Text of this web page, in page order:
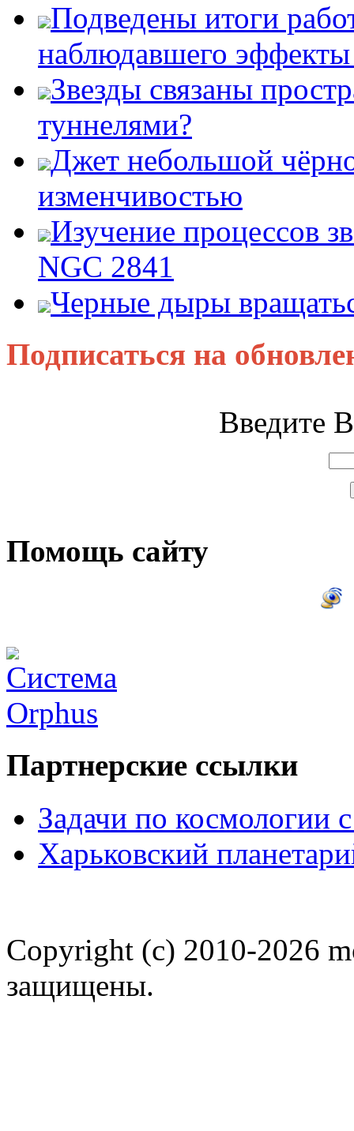
Подведены итоги
наблюдавшего
Звезды связаны
туннелями?
Джет небольшой
изменчивостью
Изучение процессов
NGC 2841
Черные дыры
Подписаться на
Введите
Помощь сайту
Партнерские ссылки
Задачи по космологии
Харьковский
Copyright (c) 2010-2026
защищены.